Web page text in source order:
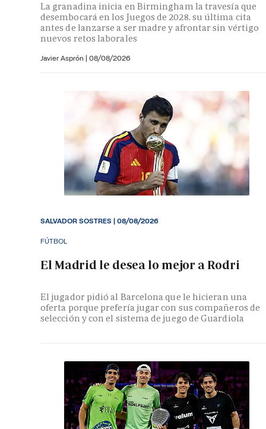
La granadina inicia en Birmingham la travesía que
desembocará en los Juegos de 2028, su última cita
antes de lanzarse a ser madre y afrontar sin vértigo
nuevos retos laborales
Javier Asprón | 08/08/2026
FÚTBOL
El Madrid le desea lo mejor a Rodri
El jugador pidió al Barcelona que le hicieran una
oferta porque prefería jugar con sus compañeros de
selección y con el sistema de juego de Guardiola
SALVADOR SOSTRES |08/08/2026